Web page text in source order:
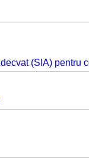
(SIA) pentru